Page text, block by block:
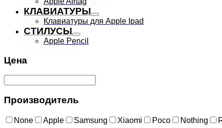
КЛАВИАТУРЫ
Клавиатуры для Apple Ipad
СТИЛУСЫ
Apple Pencil
Цена
Производитель
None Apple Samsung Xiaomi Poco Nothing